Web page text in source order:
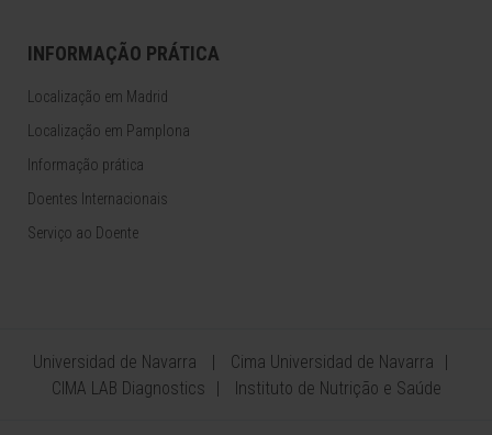
INFORMAÇÃO PRÁTICA
Localização em Madrid
Localização em Pamplona
Informação prática
Doentes Internacionais
Serviço ao Doente
Universidad de Navarra
Cima Universidad de Navarra
CIMA LAB Diagnostics
Instituto de Nutrição e Saúde